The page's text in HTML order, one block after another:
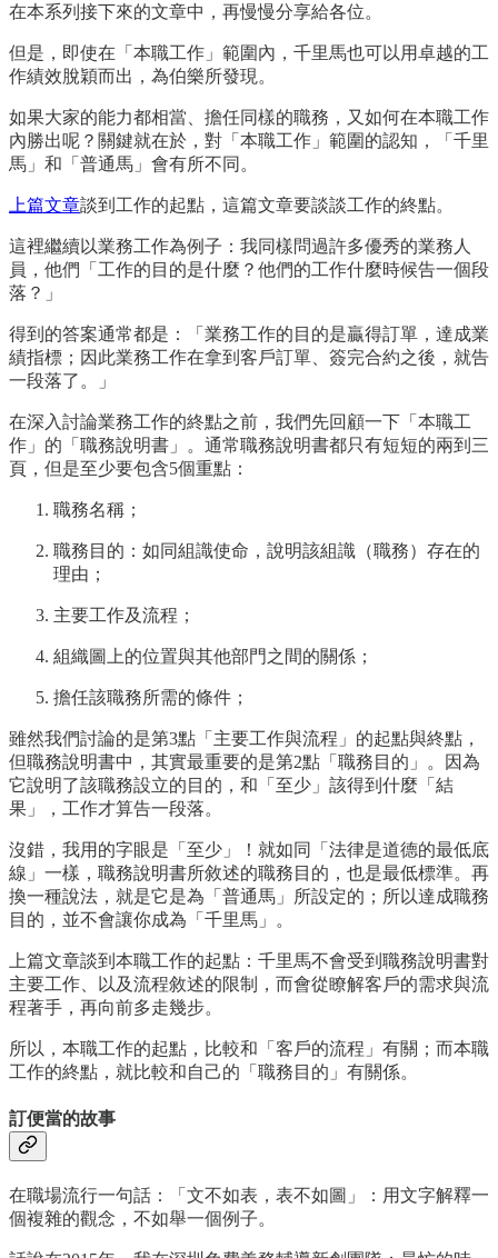
在本系列接下來的文章中，再慢慢分享給各位。
但是，即使在「本職工作」範圍內，千里馬也可以用卓越的工
作績效脫穎而出，為伯樂所發現。
如果大家的能力都相當、擔任同樣的職務，又如何在本職工作
內勝出呢？關鍵就在於，對「本職工作」範圍的認知，「千里
馬」和「普通馬」會有所不同。
上篇文章談到工作的起點，這篇文章要談談工作的終點。
這裡繼續以業務工作為例子：我同樣問過許多優秀的業務人
員，他們「工作的目的是什麼？他們的工作什麼時候告一個段
落？」
得到的答案通常都是：「業務工作的目的是贏得訂單，達成業
績指標；因此業務工作在拿到客戶訂單、簽完合約之後，就告
一段落了。」
在深入討論業務工作的終點之前，我們先回顧一下「本職工
作」的「職務說明書」。通常職務說明書都只有短短的兩到三
頁，但是至少要包含5個重點：
職務名稱；
職務目的：如同組識使命，說明該組識（職務）存在的
理由；
主要工作及流程；
組織圖上的位置與其他部門之間的關係；
擔任該職務所需的條件；
雖然我們討論的是第3點「主要工作與流程」的起點與終點，
但職務說明書中，其實最重要的是第2點「職務目的」。因為
它說明了該職務設立的目的，和「至少」該得到什麼「結
果」，工作才算告一段落。
沒錯，我用的字眼是「至少」！就如同「法律是道德的最低底
線」一樣，職務說明書所敘述的職務目的，也是最低標準。再
換一種說法，就是它是為「普通馬」所設定的；所以達成職務
目的，並不會讓你成為「千里馬」。
上篇文章談到本職工作的起點：千里馬不會受到職務說明書對
主要工作、以及流程敘述的限制，而會從瞭解客戶的需求與流
程著手，再向前多走幾步。
所以，本職工作的起點，比較和「客戶的流程」有關；而本職
工作的終點，就比較和自己的「職務目的」有關係。
訂便當的故事
在職場流行一句話：「文不如表，表不如圖」：用文字解釋一
個複雜的觀念，不如舉一個例子。